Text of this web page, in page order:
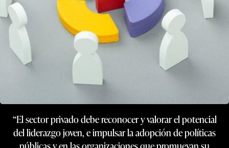
“El sector privado debe reconocer y valorar el potencial
del liderazgo joven, e impulsar la adopción de políticas